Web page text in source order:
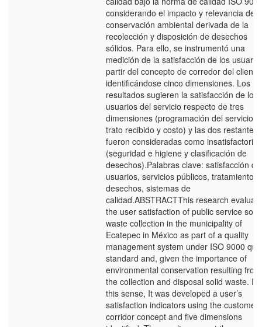
considerando el impacto y relevancia de
conservación ambiental derivada de la
recolección y disposición de desechos
sólidos. Para ello, se instrumentó una
medición de la satisfacción de los
partir del concepto de corredor del cliente
identificándose cinco dimensiones. Los
resultados sugieren la satisfacción de los
usuarios del servicio respecto de tres
dimensiones (programación del servicio,
trato recibido y costo) y las dos restantes
fueron consideradas como insatisfactorias
(seguridad e higiene y clasificación de
desechos).Palabras clave: satisfacción de
usuarios, servicios públicos, tratamiento
desechos, sistemas de
calidad.ABSTRACTThis research
the user satisfaction of public service solid
waste collection in the municipality of
Ecatepec in México as part of a quality
management system under ISO 9000
standard and, given the importance of
environmental conservation resulting from
the collection and disposal solid waste. In
this sense, It was developed a user’s
satisfaction indicators using the customer
corridor concept and five dimensions